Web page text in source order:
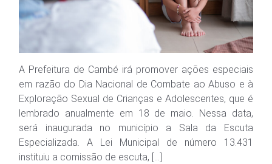
A Prefeitura de Cambé irá promover ações especiais
em razão do Dia Nacional de Combate ao Abuso e à
Exploração Sexual de Crianças e Adolescentes, que é
lembrado anualmente em 18 de maio. Nessa data,
será inaugurada no município a Sala da Escuta
Especializada. A Lei Municipal de número 13.431
instituiu a comissão de escuta, […]